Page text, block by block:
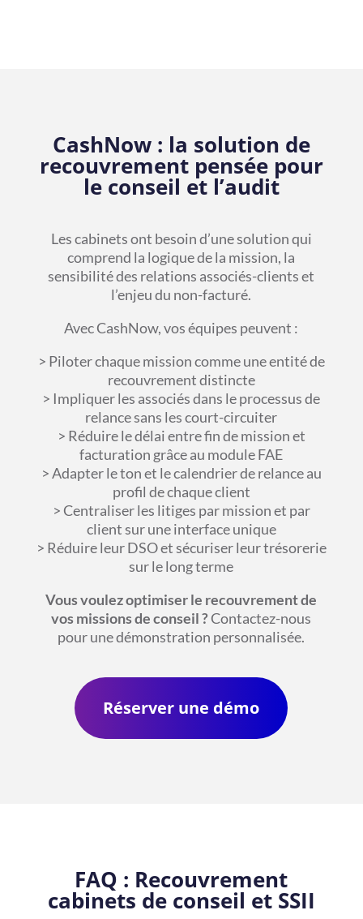
CashNow : la solution de
recouvrement pensée pour
le conseil et l’audit
Les cabinets ont besoin d’une solution qui
comprend la logique de la mission, la
sensibilité des relations associés-clients et
l’enjeu du non-facturé.
Avec CashNow, vos équipes peuvent :
> Piloter chaque mission comme une entité de
recouvrement distincte
> Impliquer les associés dans le processus de
relance sans les court-circuiter
> Réduire le délai entre fin de mission et
facturation grâce au module FAE
> Adapter le ton et le calendrier de relance au
profil de chaque client
> Centraliser les litiges par mission et par
client sur une interface unique
> Réduire leur DSO et sécuriser leur trésorerie
sur le long terme
Vous voulez optimiser le recouvrement de
vos missions de conseil ?Contactez-nous
pour une démonstration personnalisée.
Réserver une démo
FAQ : Recouvrement
cabinets de conseil et SSII